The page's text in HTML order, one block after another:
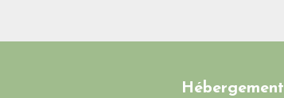
Hébergement